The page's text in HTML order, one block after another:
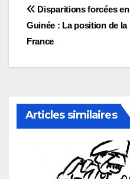
Navigation
de
l’article
Disparitions forcées en
Guinée : La position de la
France
Articles similaires